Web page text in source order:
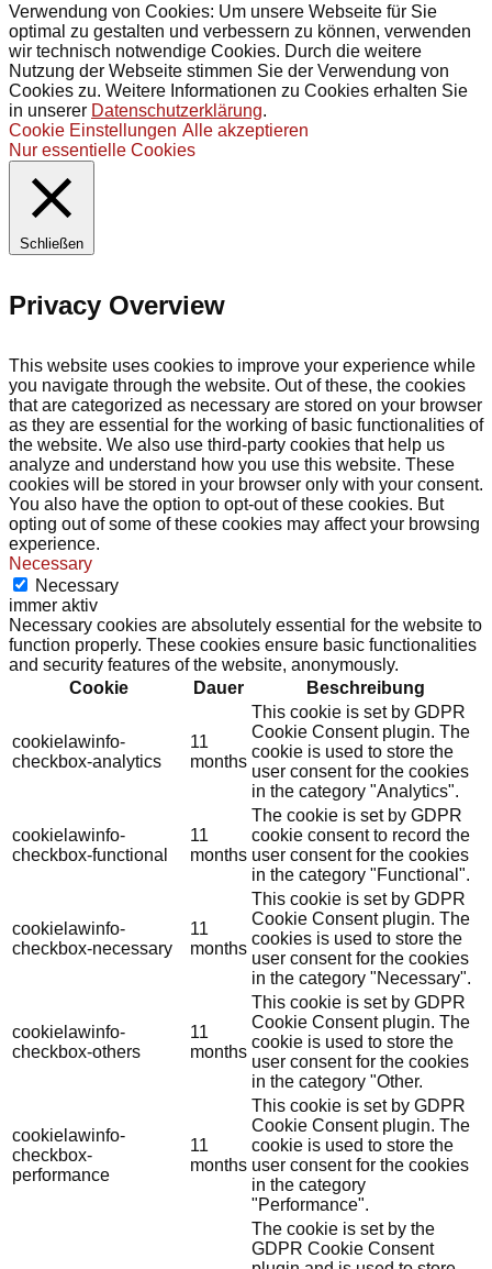
Verwendung von Cookies: Um unsere Webseite für Sie
optimal zu gestalten und verbessern zu können, verwenden
wir technisch notwendige Cookies. Durch die weitere
Nutzung der Webseite stimmen Sie der Verwendung von
Cookies zu. Weitere Informationen zu Cookies erhalten Sie
in unserer Datenschutzerklärung.
Cookie Einstellungen Alle akzeptieren
Nur essentielle Cookies
Schließen
Privacy Overview
This website uses cookies to improve your experience while
you navigate through the website. Out of these, the cookies
that are categorized as necessary are stored on your browser
as they are essential for the working of basic functionalities of
the website. We also use third-party cookies that help us
analyze and understand how you use this website. These
cookies will be stored in your browser only with your consent.
You also have the option to opt-out of these cookies. But
opting out of some of these cookies may affect your browsing
experience.
Necessary
Necessary
immer aktiv
Necessary cookies are absolutely essential for the website to
function properly. These cookies ensure basic functionalities
and security features of the website, anonymously.
Cookie
Dauer Beschreibung
cookielawinfo-
checkbox-analytics
11
months
This cookie is set by GDPR
Cookie Consent plugin. The
cookie is used to store the
user consent for the cookies
in the category "Analytics".
cookielawinfo-
checkbox-functional
11
months
The cookie is set by GDPR
cookie consent to record the
user consent for the cookies
in the category "Functional".
cookielawinfo-
checkbox-necessary
11
months
This cookie is set by GDPR
Cookie Consent plugin. The
cookies is used to store the
user consent for the cookies
in the category "Necessary".
cookielawinfo-
checkbox-others
11
months
This cookie is set by GDPR
Cookie Consent plugin. The
cookie is used to store the
user consent for the cookies
in the category "Other.
cookielawinfo-
checkbox-
performance
11
months
This cookie is set by GDPR
Cookie Consent plugin. The
cookie is used to store the
user consent for the cookies
in the category
"Performance".
The cookie is set by the
GDPR Cookie Consent